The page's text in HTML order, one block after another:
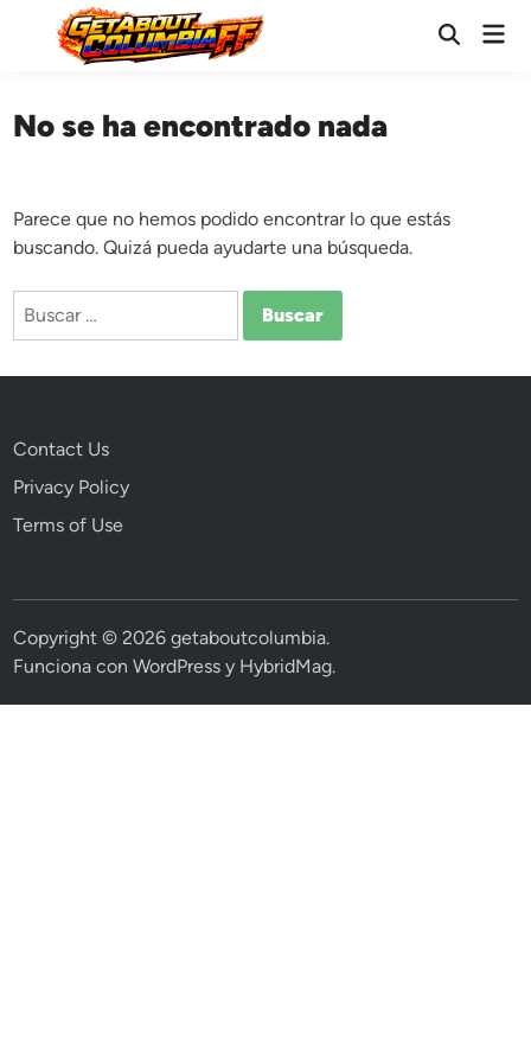
contenido
Abrir
No se ha encontrado nada
Parece que no hemos podido encontrar lo que estás
buscando. Quizá pueda ayudarte una búsqueda.
Buscar:
Contact Us
Privacy Policy
Terms of Use
Copyright © 2026getaboutcolumbia.
Funciona conWordPress y HybridMag.